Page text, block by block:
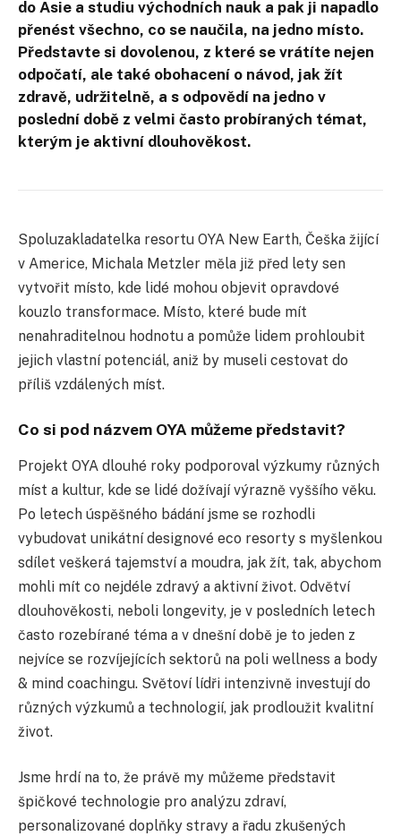
do Asie a studiu východních nauk a pak ji napadlo
přenést všechno, co se naučila, na jedno místo.
Představte si dovolenou, z které se vrátíte nejen
odpočatí, ale také obohacení o návod, jak žít
zdravě, udržitelně, a s odpovědí na jedno v
poslední době z velmi často probíraných témat,
kterým je aktivní dlouhověkost.
Spoluzakladatelka resortu OYA New Earth, Češka žijící
v Americe, Michala Metzler měla již před lety sen
vytvořit místo, kde lidé mohou objevit opravdové
kouzlo transformace. Místo, které bude mít
nenahraditelnou hodnotu a pomůže lidem prohloubit
jejich vlastní potenciál, aniž by museli cestovat do
příliš vzdálených míst.
Co si pod názvem OYA můžeme představit?
Projekt OYA dlouhé roky podporoval výzkumy různých
míst a kultur, kde se lidé dožívají výrazně vyššího věku.
Po letech úspěšného bádání jsme se rozhodli
vybudovat unikátní designové eco resorty s myšlenkou
sdílet veškerá tajemství a moudra, jak žít, tak, abychom
mohli mít co nejdéle zdravý a aktivní život. Odvětví
dlouhověkosti, neboli longevity, je v posledních letech
často rozebírané téma a v dnešní době je to jeden z
nejvíce se rozvíjejících sektorů na poli wellness a body
& mind coachingu. Světoví lídři intenzivně investují do
různých výzkumů a technologií, jak prodloužit kvalitní
život.
Jsme hrdí na to, že právě my můžeme představit
špičkové technologie pro analýzu zdraví,
personalizované doplňky stravy a řadu zkušených